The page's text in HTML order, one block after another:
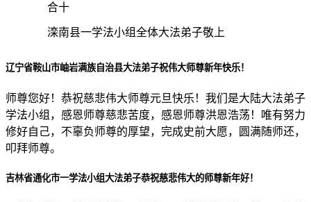
合十
滦南县一学法小组全体大法弟子敬上
辽宁省鞍山市岫岩满族自治县大法弟子祝伟大师尊新年快乐！
师尊您好！恭祝慈悲伟大师尊元旦快乐！我们是大陆大法弟子
学法小组，感恩师尊慈悲苦度，感恩师尊洪恩浩荡！唯有努力
修好自己，不辜负师尊的厚望，完成史前大愿，圆满随师还，
叩拜师尊。
吉林省通化市一学法小组大法弟子恭祝慈悲伟大的师尊新年好！